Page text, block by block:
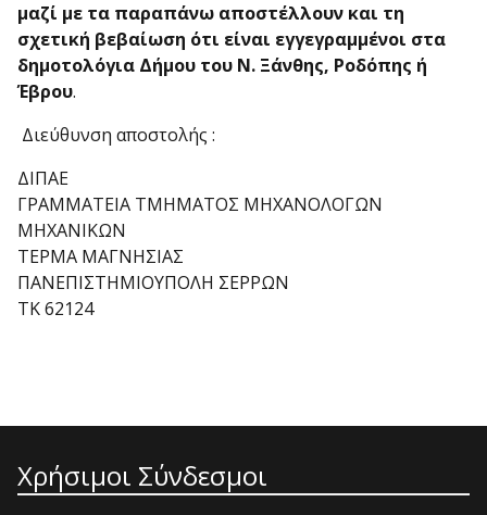
μαζί με τα παραπάνω αποστέλλουν και τη
σχετική βεβαίωση ότι είναι εγγεγραμμένοι στα
δημοτολόγια Δήμου του Ν. Ξάνθης, Ροδόπης ή
Έβρου.
Διεύθυνση αποστολής :
ΔΙΠΑΕ
ΓΡΑΜΜΑΤΕΙΑ ΤΜΗΜΑΤΟΣ ΜΗΧΑΝΟΛΟΓΩΝ
ΜΗΧΑΝΙΚΩΝ
ΤΕΡΜΑ ΜΑΓΝΗΣΙΑΣ
ΠΑΝΕΠΙΣΤΗΜΙΟΥΠΟΛΗ ΣΕΡΡΩΝ
ΤΚ 62124
Χρήσιμοι Σύνδεσμοι